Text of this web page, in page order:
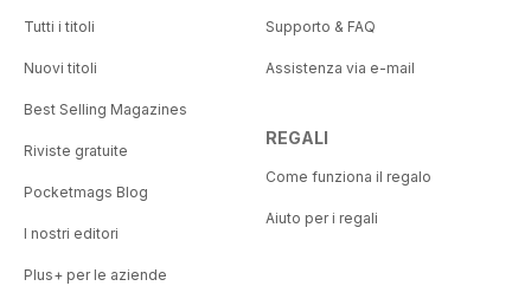
Tutti i titoli
Nuovi titoli
Best Selling Magazines
Riviste gratuite
Pocketmags Blog
I nostri editori
Plus+ per le aziende
Supporto & FAQ
Assistenza via e-mail
REGALI
Come funziona il regalo
Aiuto per i regali